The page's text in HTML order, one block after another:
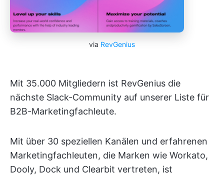
via RevGenius
Mit 35.000 Mitgliedern ist RevGenius die
nächste Slack-Community auf unserer Liste für
B2B-Marketingfachleute.
Mit über 30 speziellen Kanälen und erfahrenen
Marketingfachleuten, die Marken wie Workato,
Dooly, Dock und Clearbit vertreten, ist